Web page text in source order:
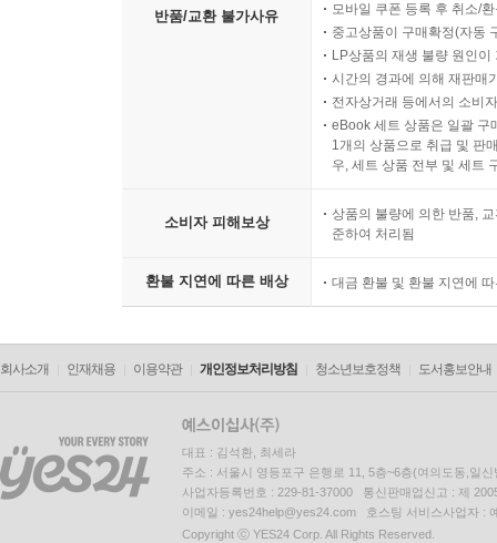
반품/교환 불가사유
모바일 쿠폰 등록 후 취소/
중고상품이 구매확정(자동
LP상품의 재생 불량 원인
시간의 경과에 의해 재판매
전자상거래 등에서의 소비
eBook 세트 상품은 일괄 구
1개의 상품으로 취급 및 판
우, 세트 상품 전부 및 세트
소비자 피해보상
상품의 불량에 의한 반품,
준하여 처리됨
환불 지연에 따른 배상 대금 환불 및 환불 지연에
회사소개 인재채용 이용약관 개인정보처리방침 청소년보호정책 도서홍보안내
대표 : 김석환, 최세라
주소 : 서울시 영등포구 은행로 11, 5층~6층(여의도동,일신
사업자등록번호 : 229-81-37000 통신판매업신고 : 제
이메일 : yes24help@yes24.com 호스팅 서비스사업자 :
Copyright ⓒ YES24 Corp. All Rights Reserved.